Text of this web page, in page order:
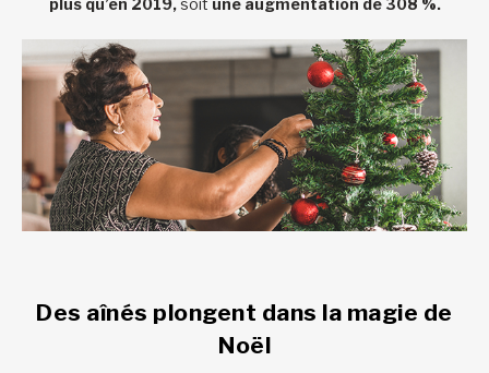
plus qu’en 2019,soit une augmentation de 308 %.
Des aînés plongent dans la magie de
Noël